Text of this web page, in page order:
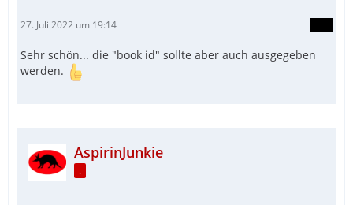
27. Juli 2022 um 19:14
Sehr schön... die "book id" sollte aber auch ausgegeben
werden.
AspirinJunkie
.